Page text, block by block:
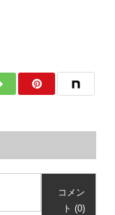
コメン
ト (0)